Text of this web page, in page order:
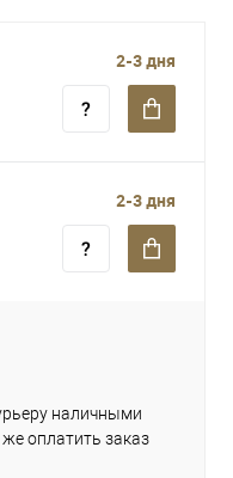
2-3 дня
2-3 дня
наличными
оплатить заказ